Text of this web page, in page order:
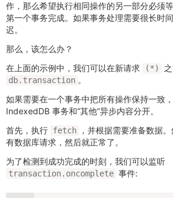
作，那么希望执行相同操作的另一部分必须
第一个事务完成。如果事务处理需要很长时
迟。
那么，该怎么办？
在上面的示例中，我们可以在新请求
(*)
db.transaction 。
如果需要在一个事务中把所有操作保持一致
IndexedDB 事务和“其他”异步内容分开。
首先，执行 fetch
，并根据需要准备数据
有数据库请求，然后就正常了。
为了检测到成功完成的时刻，我们可以监听
transaction.oncomplete 事件: